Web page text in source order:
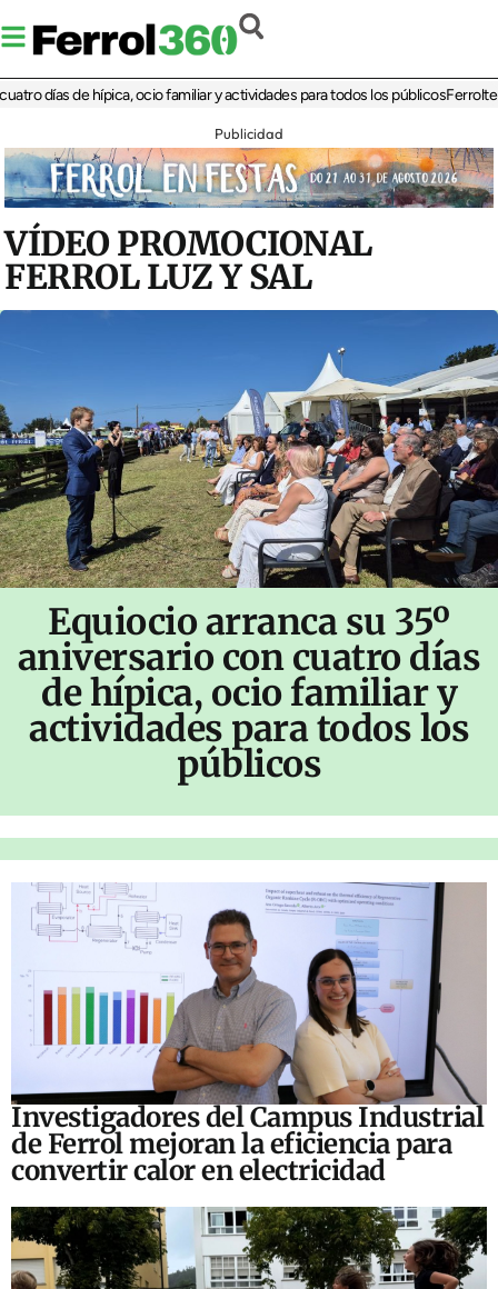
de hípica, ocio familiar y actividades para todos los públicosFerrolterra
Publicidad
VÍDEO PROMOCIONAL
FERROL LUZ Y SAL
Equiocio arranca su 35º
aniversario con cuatro días
de hípica, ocio familiar y
actividades para todos los
públicos
Investigadores del Campus Industrial
de Ferrol mejoran la eficiencia para
convertir calor en electricidad